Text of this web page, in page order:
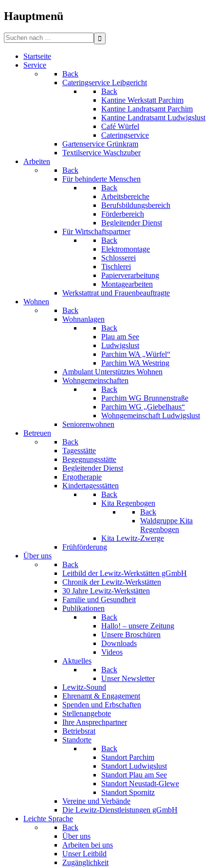
beachten
Sie:
Website
Barrierefreiheitssystem.
Hauptmenü
Search
for:
Startseite
Service
Back
Cateringservice Leibgericht
Back
Kantine Werkstatt Parchim
Kantine Landratsamt Parchim
Kantine Landratsamt Ludwigslust
Café Würfel
Cateringservice
Gartenservice Grünkram
Textilservice Waschzuber
Arbeiten
Back
Für behinderte Menschen
Back
Arbeitsbereiche
Berufsbildungsbereich
Förderbereich
Begleitender Dienst
Für Wirtschaftspartner
Back
Elektromontage
Schlosserei
Tischlerei
Papierverarbeitung
Montagearbeiten
Werkstattrat und Frauenbeauftragte
Wohnen
Back
Wohnanlagen
Back
Plau am See
Ludwigslust
Parchim WA „Würfel“
Parchim WA Westring
Ambulant Unterstütztes Wohnen
Wohngemeinschaften
Back
Parchim WG Brunnenstraße
Parchim WG „Giebelhaus“
Wohngemeinschaft Ludwigslust
Seniorenwohnen
Betreuen
Back
Tagesstätte
Begegnungsstätte
Begleitender Dienst
Ergotherapie
Kindertagesstätten
Back
Kita Regenbogen
Back
Waldgruppe Kita
Regenbogen
Kita Lewitz-Zwerge
Frühförderung
Über uns
Back
Leitbild der Lewitz-Werkstätten gGmbH
Chronik der Lewitz-Werkstätten
30 Jahre Lewitz-Werkstätten
Familie und Gesundheit
Publikationen
Back
Hallo! – unsere Zeitung
Unsere Broschüren
Downloads
Videos
Aktuelles
Back
Unser Newsletter
Lewitz-Sound
Ehrenamt & Engagement
Spenden und Erbschaften
Stellenangebote
Ihre Ansprechpartner
Betriebsrat
Standorte
Back
Standort Parchim
Standort Ludwigslust
Standort Plau am See
Standort Neustadt-Glewe
Standort Spornitz
Vereine und Verbände
Die Lewitz-Dienstleistungen gGmbH
Leichte Sprache
Back
Über uns
Arbeiten bei uns
Unser Leitbild
Zugänglichkeit